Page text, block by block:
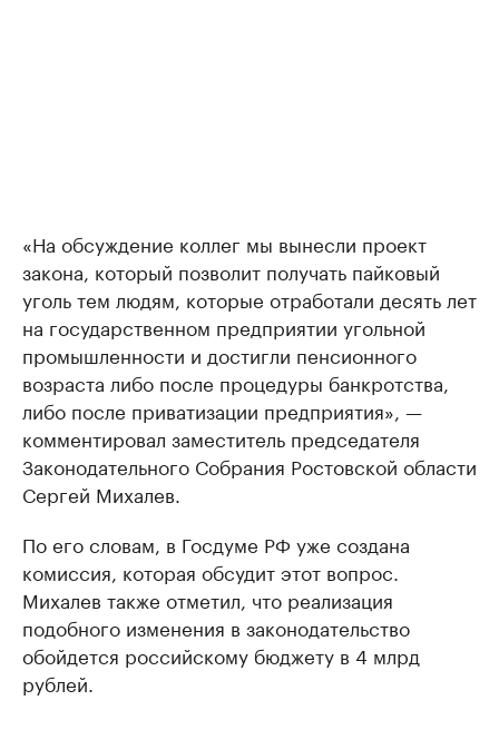
«На обсуждение коллег мы вынесли проект
закона, который позволит получать пайковый
уголь тем людям, которые отработали десять лет
на государственном предприятии угольной
промышленности и достигли пенсионного
возраста либо после процедуры банкротства,
либо после приватизации предприятия», —
комментировал заместитель председателя
Законодательного Собрания Ростовской области
Сергей Михалев.
По его словам, в Госдуме РФ уже создана
комиссия, которая обсудит этот вопрос.
Михалев также отметил, что реализация
подобного изменения в законодательство
обойдется российскому бюджету в 4 млрд
рублей.